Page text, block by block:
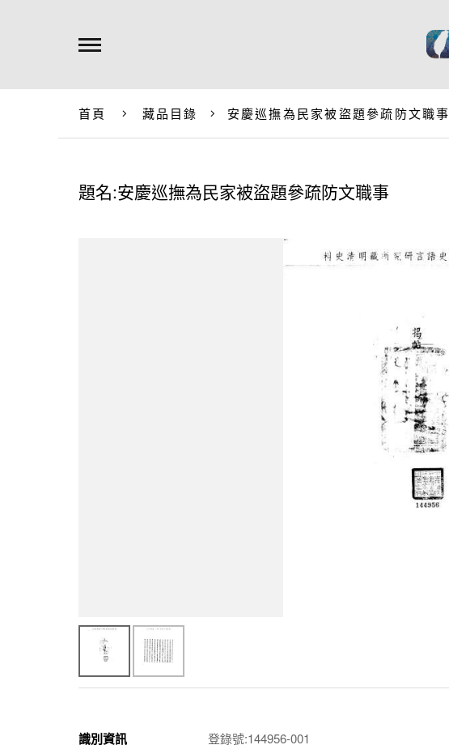
首頁 藏品目錄 安慶巡撫為民家被盜題參疏防文職事
題名:安慶巡撫為民家被盜題參疏防文職事
識別資訊 登錄號:144956-001